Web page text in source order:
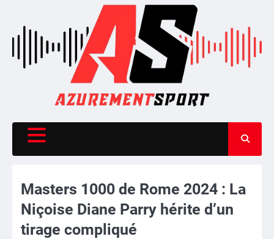
content
Masters 1000 de Rome 2024 : La
Niçoise Diane Parry hérite d’un
tirage compliqué